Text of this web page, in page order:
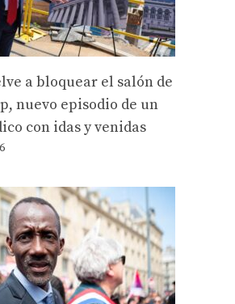
a bloquear el salón de
nuevo episodio de un
con idas y venidas